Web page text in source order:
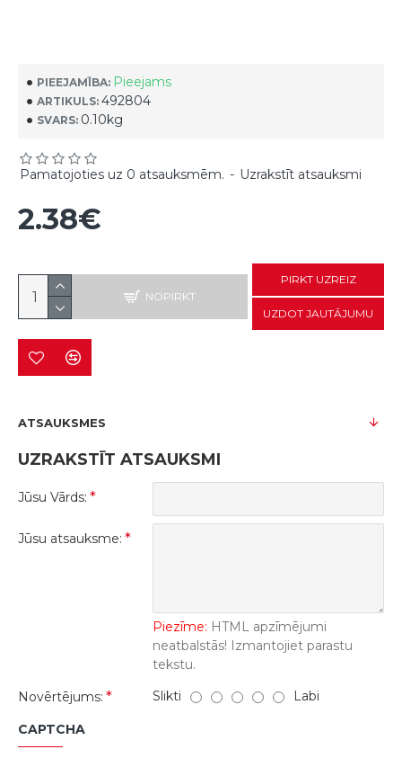
PIEEJAMĪBA: Pieejams
ARTIKULS: 492804
SVARS: 0.10kg
Pamatojoties uz 0 atsauksmēm. - Uzrakstīt atsauksmi
2.38€
NOPIRKT
PIRKT UZREIZ
UZDOT JAUTĀJUMU
ATSAUKSMES
UZRAKSTĪT ATSAUKSMI
Jūsu Vārds:
Jūsu atsauksme:
Piezīme: HTML apzīmējumi
neatbalstās! Izmantojiet parastu
tekstu.
Novērtējums:
Slikti Labi
CAPTCHA